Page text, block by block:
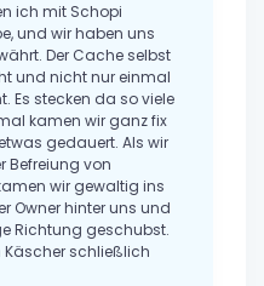
ich mit Schopi
und wir haben uns
Der Cache selbst
und nicht nur einmal
Es stecken da so viele
kamen wir ganz fix
gedauert. Als wir
Befreiung von
wir gewaltig ins
Owner hinter uns und
Richtung geschubst.
Käscher schließlich